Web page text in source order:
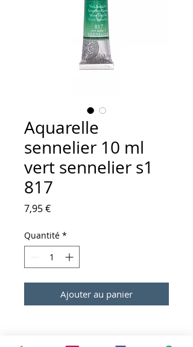
Aquarelle
sennelier 10 ml
vert sennelier s1
817
7,95 €Prix
Quantité *
Ajouter au panier